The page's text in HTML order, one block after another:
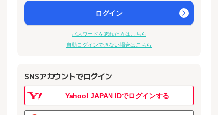
ログイン
パスワードを忘れた方はこちら
自動ログインできない場合はこちら
SNSアカウントでログイン
Yahoo! JAPAN IDでログインする